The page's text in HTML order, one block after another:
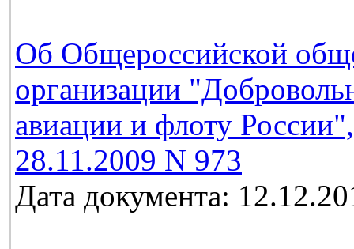
Об Общероссийской
организации
авиации и флоту
28.11.2009 N 973
Дата документа: